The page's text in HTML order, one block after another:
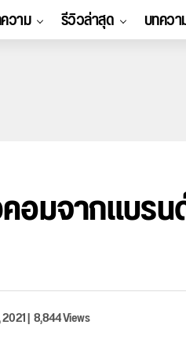
วาม รีวิวล่าสุด บทคว
อมจากแบร
|8,844 Views